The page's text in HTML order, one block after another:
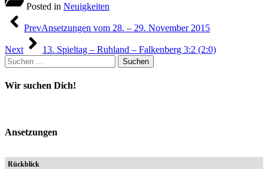
Posted in Neuigkeiten
Beitragsnavigation
PrevAnsetzungen vom 28. – 29. November 2015
Next
13. Spieltag – Ruhland – Falkenberg 3:2 (2:0)
Suchen
nach:
Wir suchen Dich!
Ansetzungen
Rückblick